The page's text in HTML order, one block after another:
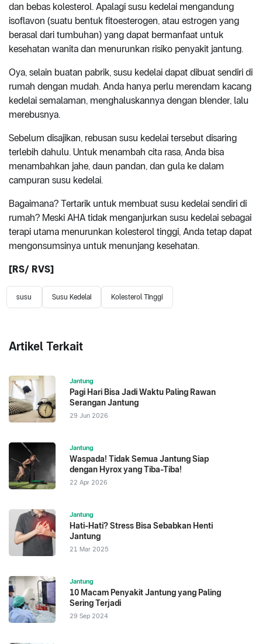
dan bebas kolesterol. Apalagi susu kedelai mengandung
isoflavon (suatu bentuk fitoesterogen, atau estrogen yang
berasal dari tumbuhan) yang dapat bermanfaat untuk
kesehatan wanita dan menurunkan risiko penyakit jantung.
Oya, selain buatan pabrik, susu kedelai dapat dibuat sendiri di
rumah dengan mudah. Anda hanya perlu merendam kacang
kedelai semalaman, menghaluskannya dengan blender, lalu
merebusnya.
Sebelum disajikan, rebusan susu kedelai tersebut disaring
terlebih dahulu. Untuk menambah cita rasa, Anda bisa
menambahkan jahe, daun pandan, dan gula ke dalam
campuran susu kedelai.
Bagaimana? Tertarik untuk membuat susu kedelai sendiri di
rumah? Meski AHA tidak menganjurkan susu kedelai sebagai
terapi utama menurunkan kolesterol tinggi, Anda tetap dapat
mengonsumsinya untuk menunjang kesehatan.
[RS/ RVS]
susu Susu Kedelai Kolesterol Tinggi
Artikel Terkait
Jantung
Pagi Hari Bisa Jadi Waktu Paling Rawan
Serangan Jantung
29 Jun 2026
Jantung
Waspada! Tidak Semua Jantung Siap
dengan Hyrox yang Tiba-Tiba!
22 Apr 2026
Jantung
Hati-Hati? Stress Bisa Sebabkan Henti
Jantung
21 Mar 2025
Jantung
10 Macam Penyakit Jantung yang Paling
Sering Terjadi
29 Sep 2024